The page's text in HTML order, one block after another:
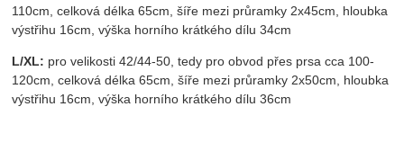
110cm, celková délka 65cm, šíře mezi průramky 2x45cm, hloubka
výstřihu 16cm, výška horního krátkého dílu 34cm
L/XL: pro velikosti 42/44-50, tedy pro obvod přes prsa cca 100-
120cm, celková délka 65cm, šíře mezi průramky 2x50cm, hloubka
výstřihu 16cm, výška horního krátkého dílu 36cm